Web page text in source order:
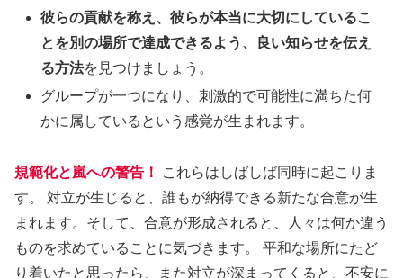
彼らの貢献を称え、彼らが本当に大切にしているこ
とを別の場所で達成できるよう、良い知らせを伝え
る方法を見つけましょう。
グループが一つになり、刺激的で可能性に満ちた何
かに属しているという感覚が生まれます。
規範化と嵐への警告！
これらはしばしば同時に起こりま
す。 対立が生じると、誰もが納得できる新たな合意が生
まれます。そして、合意が形成されると、人々は何か違う
ものを求めていることに気づきます。 平和な場所にたど
り着いたと思ったら、また対立が深まってくると、不安に